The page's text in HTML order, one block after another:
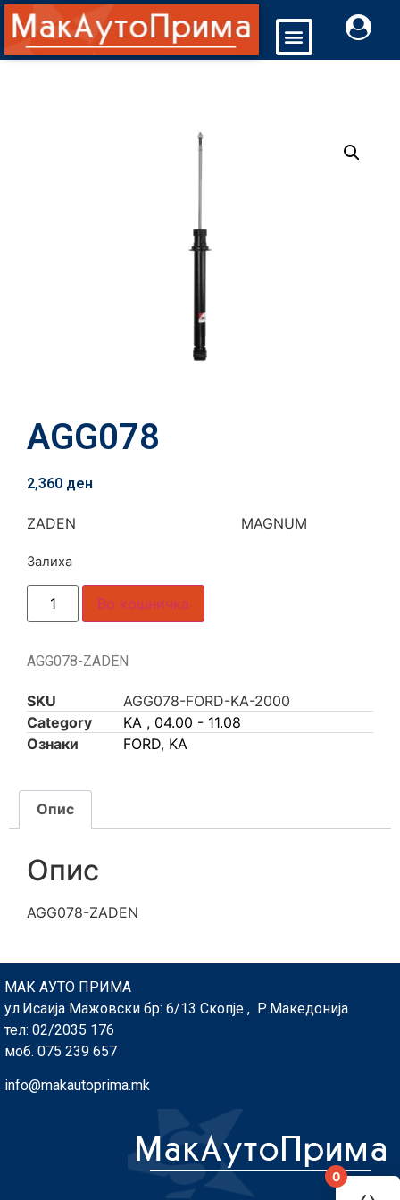
AGG078
2,360 ден
ZADEN MAGNUM
Залиха
Во кошничка
AGG078-ZADEN
SKU
AGG078-FORD-KA-2000
Category
KA , 04.00 - 11.08
Ознаки
FORD, KA
Опис
Опис
AGG078-ZADEN
МАК АУТО ПРИМА
ул.Исаија Мажовски бр: 6/13 Скопје , Р.Македонија
тел: 02/2035 176
моб. 075 239 657
info@makautoprima.mk
0